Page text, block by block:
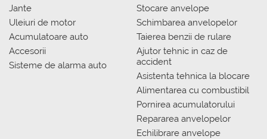
Jante
Uleiuri de motor
Acumulatoare auto
Accesorii
Sisteme de alarma auto
Stocare anvelope
Schimbarea anvelopelor
Taierea benzii de rulare
Ajutor tehnic in caz de
accident
Asistenta tehnica la blocare
Alimentarea cu combustibil
Pornirea acumulatorului
Repararea anvelopelor
Echilibrare anvelope